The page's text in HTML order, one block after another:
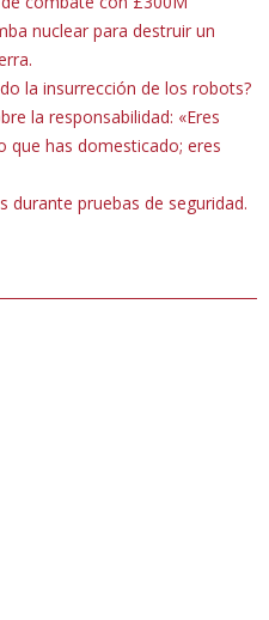
nuclear para destruir un
la insurrección de los robots?
la responsabilidad: «Eres
que has domesticado; eres
durante pruebas de seguridad.